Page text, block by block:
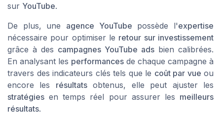
sur YouTube.
De plus, une agence YouTube possède l'expertise
nécessaire pour optimiser le retour sur investissement
grâce à des campagnes YouTube ads bien calibrées.
En analysant les performances de chaque campagne à
travers des indicateurs clés tels que le coût par vue ou
encore les résultatsobtenus, elle peut ajuster les
stratégies en temps réel pour assurer les meilleurs
résultats.